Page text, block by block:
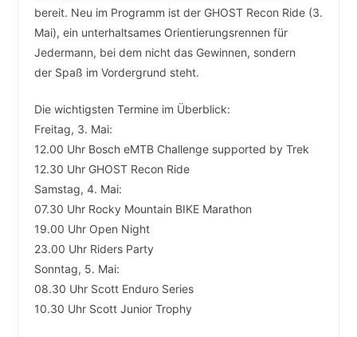
bereit. Neu im Programm ist der GHOST Recon Ride (3.
Mai), ein unterhaltsames Orientierungsrennen für
Jedermann, bei dem nicht das Gewinnen, sondern
der Spaß im Vordergrund steht.
Die wichtigsten Termine im Überblick:
Freitag, 3. Mai:
12.00 Uhr Bosch eMTB Challenge supported by Trek
12.30 Uhr GHOST Recon Ride
Samstag, 4. Mai:
07.30 Uhr Rocky Mountain BIKE Marathon
19.00 Uhr Open Night
23.00 Uhr Riders Party
Sonntag, 5. Mai:
08.30 Uhr Scott Enduro Series
10.30 Uhr Scott Junior Trophy